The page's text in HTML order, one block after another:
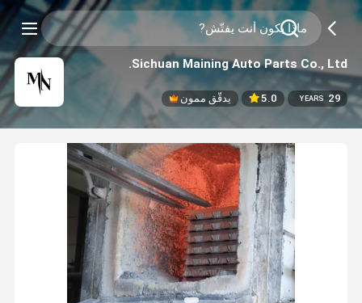
Sichuan Maining Auto Parts Co., Ltd.
29
YEARS
5.0 يدقّق ممون